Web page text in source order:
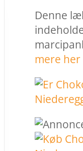
Denne
mere her